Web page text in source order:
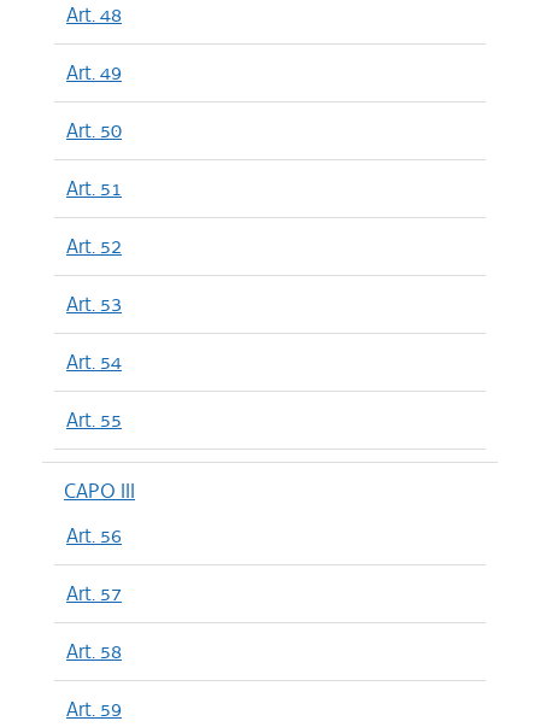
Art. 48
Art. 49
Art. 50
Art. 51
Art. 52
Art. 53
Art. 54
Art. 55
CAPO III
Art. 56
Art. 57
Art. 58
Art. 59